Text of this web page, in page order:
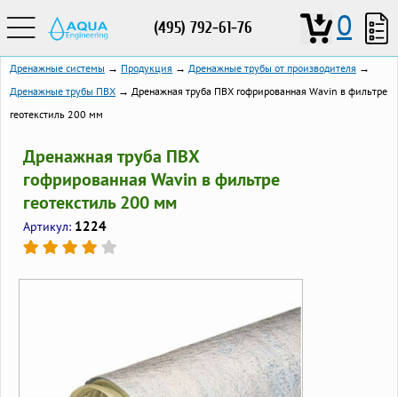
(495) 792-61-76 0
Дренажные системы → Продукция → Дренажные трубы от производителя →
Дренажные трубы ПВХ → Дренажная труба ПВХ гофрированная Wavin в фильтре
геотекстиль 200 мм
Дренажная труба ПВХ
гофрированная Wavin в фильтре
геотекстиль 200 мм
Артикул: 1224